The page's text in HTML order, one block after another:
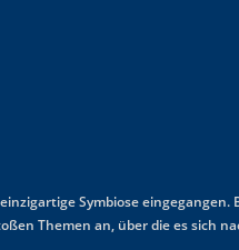
Symbiose
Themen an, über die es sich